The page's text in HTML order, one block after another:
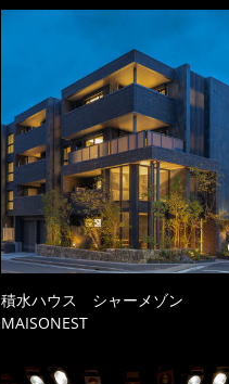
積水ハウス シャーメゾン
MAISONEST